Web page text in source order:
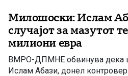
Милошоски: Ислам
случајот за мазутот
милиони евра
ВМРО-ДПМНЕ обвинува дека
Ислам Абази, донел